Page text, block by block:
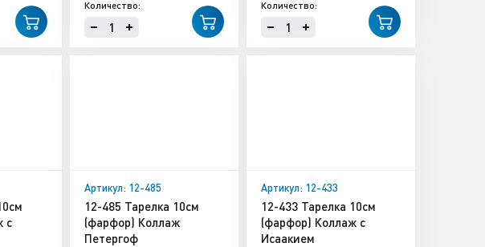
Количество: Количество:
с
Артикул: 12-485
12-485 Тарелка 10см
(фарфор) Коллаж
Петергоф
Артикул: 12-433
12-433 Тарелка 10см
(фарфор) Коллаж с
Исаакием